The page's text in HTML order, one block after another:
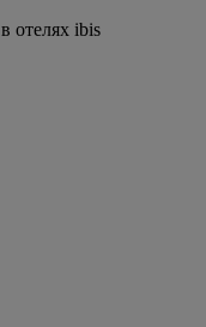
в отелях ibis